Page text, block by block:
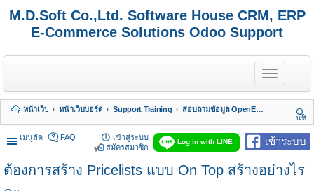
M.D.Soft Co.,Ltd. Software House CRM, ERP
E-Commerce Solutions Odoo Support
T
o
g
e
n
a
i
g
หน้าเว็บ หน้าเว็บบอร์ด Support Training
สอบถามข้อมูล OpenERP 7 - Odoo 8, 9, 10, 11, 12, 13, 14, 15,.. รวมถึง Odoo Enterprise
นห
า
เมนูลัด
เข้าระบบ
Log in with LINE
FAQ
เข้าสู่ระบบ
สมัครสมาชิก
ต้องการสร้าง Pricelists แบบ On Top สร้างอย่างไร